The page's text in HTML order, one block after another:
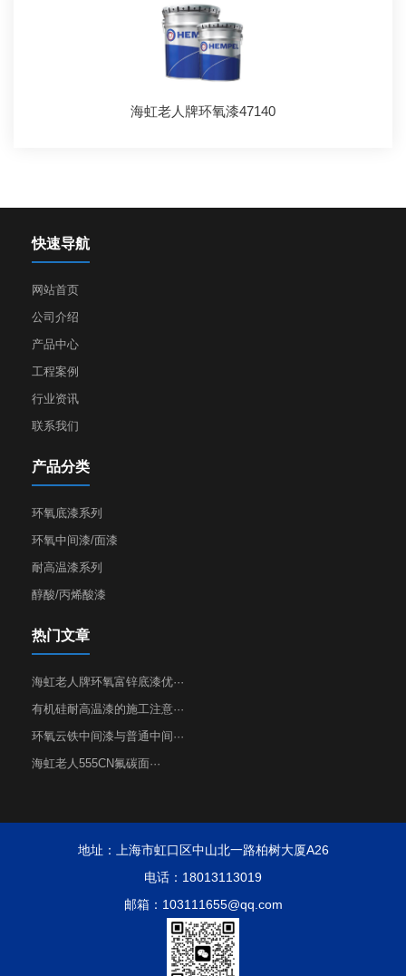
海虹老人牌环氧漆47140
快速导航
网站首页
公司介绍
产品中心
工程案例
行业资讯
联系我们
产品分类
环氧底漆系列
环氧中间漆/面漆
耐高温漆系列
醇酸/丙烯酸漆
热门文章
海虹老人牌环氧富锌底漆优···
有机硅耐高温漆的施工注意···
环氧云铁中间漆与普通中间···
海虹老人555CN氟碳面···
地址：上海市虹口区中山北一路柏树大厦A26
电话：18013113019
邮箱：103111655@qq.com